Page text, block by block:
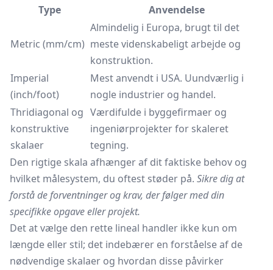
Type
Anvendelse
Metric (mm/cm)
Almindelig i Europa, brugt til det
meste videnskabeligt arbejde og
konstruktion.
Imperial
(inch/foot)
Mest anvendt i USA. Uundværlig i
nogle industrier og handel.
Thridiagonal og
konstruktive
skalaer
Værdifulde i byggefirmaer og
ingeniørprojekter for skaleret
tegning.
Den rigtige skala afhænger af dit faktiske behov og
hvilket målesystem, du oftest støder på. Sikre dig at
forstå de forventninger og krav, der følger med din
specifikke opgave eller projekt.
Det at vælge den rette lineal handler ikke kun om
længde eller stil; det indebærer en forståelse af de
nødvendige skalaer og hvordan disse påvirker